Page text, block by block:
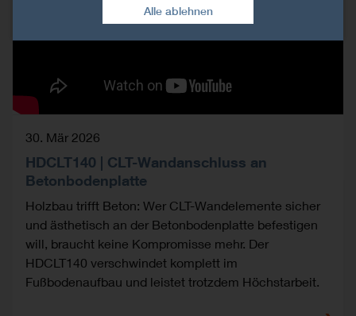
30. Mär 2026
HDCLT140 | CLT-Wandanschluss an
Betonbodenplatte
Holzbau trifft Beton: Wer CLT-Wandelemente sicher
und ästhetisch an der Betonbodenplatte befestigen
will, braucht keine Kompromisse mehr. Der
HDCLT140 verschwindet komplett im
Fußbodenaufbau und leistet trotzdem Höchstarbeit.
Alle ablehnen